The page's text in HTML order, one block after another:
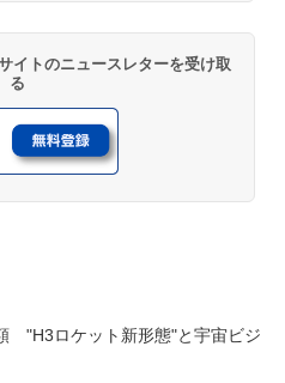
イトのニュースレターを受け取
る
　"H3ロケット新形態"と宇宙ビジ